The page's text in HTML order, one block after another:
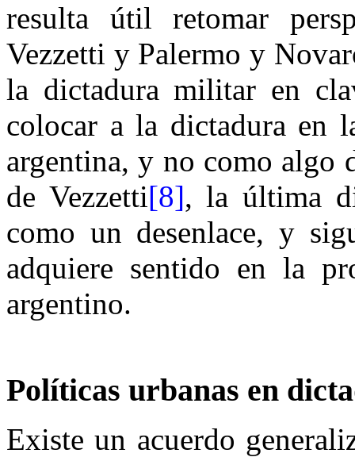
resulta útil retomar
Vezzetti y Palermo y
la dictadura militar en
colocar a la dictadura en
argentina, y no como algo
de Vezzetti[8], la última
como un desenlace, y
adquiere sentido en la
argentino.
Políticas urbanas en
Existe un acuerdo